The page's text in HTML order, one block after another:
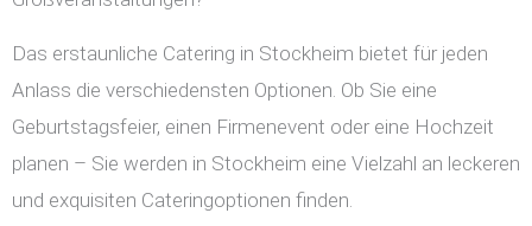
Das erstaunliche Catering in Stockheim bietet für jeden
Anlass die verschiedensten Optionen. Ob Sie eine
Geburtstagsfeier, einen Firmenevent oder eine Hochzeit
planen – Sie werden in Stockheim eine Vielzahl an leckeren
und exquisiten Cateringoptionen finden.